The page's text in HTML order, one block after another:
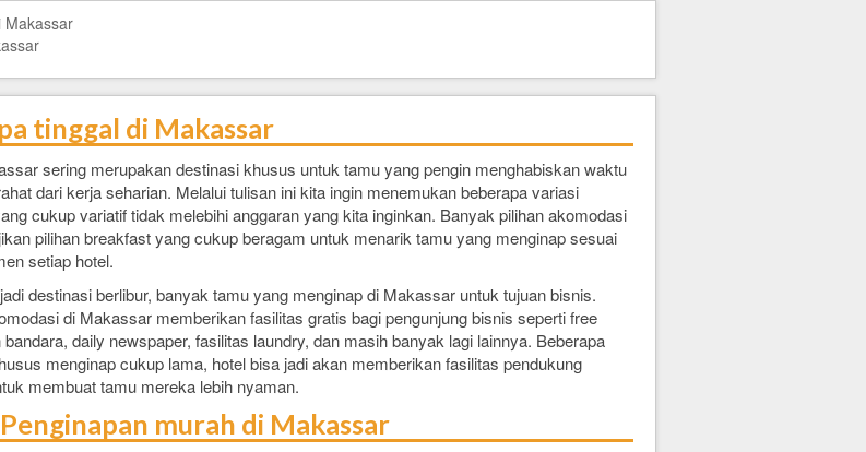
Makassar
tinggal di Makassar
sering merupakan destinasi khusus untuk tamu yang pengin menghabiskan waktu
dari kerja seharian. Melalui tulisan ini kita ingin menemukan beberapa variasi
cukup variatif tidak melebihi anggaran yang kita inginkan. Banyak pilihan akomodasi
pilihan breakfast yang cukup beragam untuk menarik tamu yang menginap sesuai
setiap hotel.
destinasi berlibur, banyak tamu yang menginap di Makassar untuk tujuan bisnis.
di Makassar memberikan fasilitas gratis bagi pengunjung bisnis seperti free
daily newspaper, fasilitas laundry, dan masih banyak lagi lainnya. Beberapa
menginap cukup lama, hotel bisa jadi akan memberikan fasilitas pendukung
membuat tamu mereka lebih nyaman.
murah di Makassar